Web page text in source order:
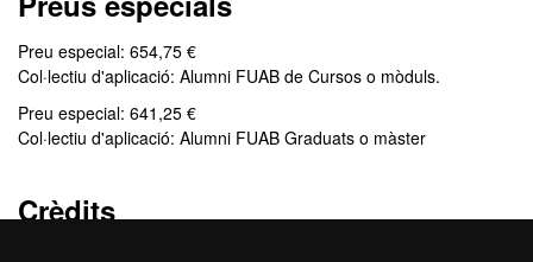
Preu especial: 654,75 €
Col·lectiu d'aplicació: Alumni FUAB de Cursos o mòduls.
Preu especial: 641,25 €
Col·lectiu d'aplicació: Alumni FUAB Graduats o màster
Crèdits